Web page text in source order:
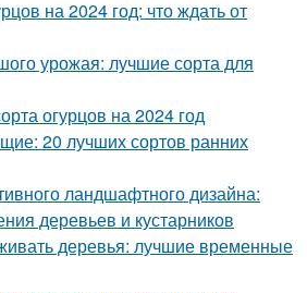
на 2024 год: что ждать от
урожая: лучшие сорта для
огурцов на 2024 год
20 лучших сортов ранних
ландшафтного дизайна:
деревьев и кустарников
деревья: лучшие временные